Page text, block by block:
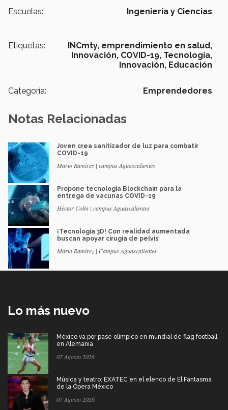
Escuelas: Ingeniería y Ciencias
Etiquetas: INCmty, emprendimiento en salud,
Innovación, COVID-19, Tecnología,
Innovación, Educación
Categoría: Emprendedores
Notas Relacionadas
Joven crea sanitizador de luz para combatir
COVID-19
Mario Ramírez | campus Aguascalientes
Propone tecnología Blockchain para la
entrega de vacunas COVID-19
Héctor Colin | campus Aguascalientes
¡Tecnología 3D! Con realidad aumentada
buscan apoyar cirugía de pelvis
Mario Ramírez | Campus Aguascalientes
Lo más nuevo
México va por pase olímpico en mundial de flag football
en Alemania
07 Agosto 2026
Música y teatro: EXATEC en el elenco de El Fantasma
de la Ópera México
07 Agosto 2026